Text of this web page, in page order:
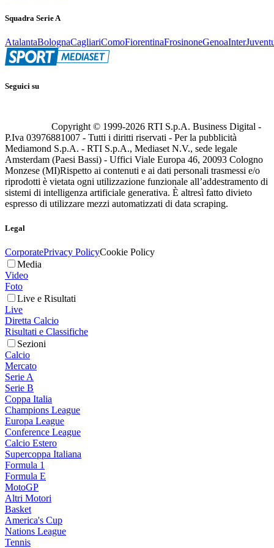
Squadra Serie A
AtalantaBolognaCagliariComoFiorentinaFrosinoneGenoaInter
Seguici su
Copyright © 1999-2026 RTI S.p.A. Business Digital -
P.Iva 03976881007 - Tutti i diritti riservati - Per la pubblicità
Mediamond S.p.A. - RTI S.p.A., Mediaset N.V., sede legale
Amsterdam (Paesi Bassi) - Uffici Viale Europa 46, 20093 Cologno
Monzese (MI)Rispetto ai contenuti e ai dati personali trasmessi e/o
riprodotti è vietata ogni utilizzazione funzionale all’addestramento di
sistemi di intelligenza artificiale generativa. È altresì fatto divieto
espresso di utilizzare mezzi automatizzati di data scraping.
Legal
CorporatePrivacy PolicyCookie Policy
Media
Video
Foto
Live e Risultati
Live
Diretta Calcio
Risultati e Classifiche
Sezioni
Calcio
Mercato
Serie A
Serie B
Coppa Italia
Champions League
Europa League
Conference League
Calcio Estero
Supercoppa Italiana
Formula 1
Formula E
MotoGP
Altri Motori
Basket
America's Cup
Nations League
Tennis